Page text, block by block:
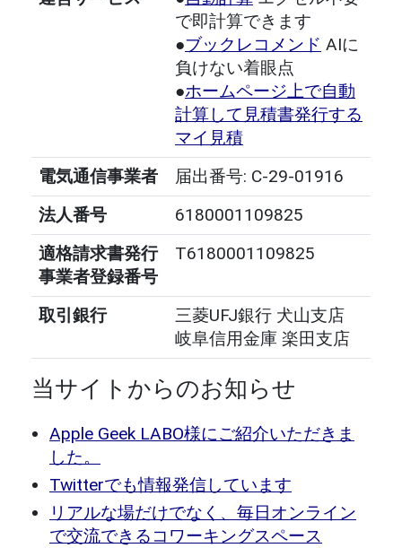
で即計算できます
●ブックレコメンド AIに
負けない着眼点
●ホームページ上で自動
計算して見積書発行する
マイ見積
電気通信事業者
届出番号: C-29-01916
法人番号
6180001109825
適格請求書発行
事業者登録番号
T6180001109825
取引銀行
三菱UFJ銀行 犬山支店
岐阜信用金庫 楽田支店
当サイトからのお知らせ
Apple Geek LABO様にご紹介いただきま
した。
Twitterでも情報発信しています
リアルな場だけでなく、毎日オンライン
で交流できるコワーキングスペース